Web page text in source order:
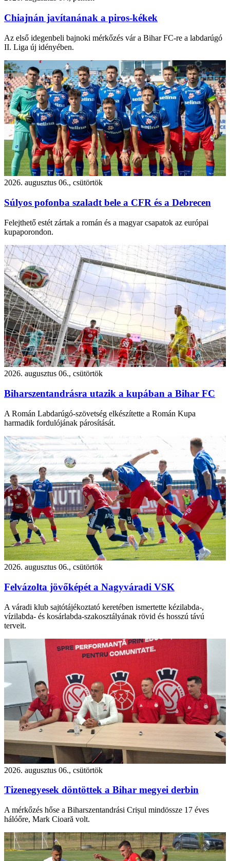
Chiajnán javítanának a piros-kékek
Az első idegenbeli bajnoki mérkőzés vár a Bihar FC-re a labdarúgó
II. Liga új idényében.
2026. augusztus 06., csütörtök
Súlyos pofonba szaladt bele a CFR és a Debrecen
Felejthető estét zártak a román és a magyar csapatok az európai
kupaporondon.
2026. augusztus 06., csütörtök
Biharszentandrásra utazik a kupában a Bihar FC
A Román Labdarúgó-szövetség elkészítette a Román Kupa
harmadik fordulójának párosítását.
2026. augusztus 06., csütörtök
Felvázolta jövőképét a Nagyváradi VSK
A váradi klub sajtótájékoztató keretében ismertette kézilabda-,
vízilabda- és kosárlabda-szakosztályának rövid és hosszú távú
terveit.
2026. augusztus 06., csütörtök
Tizenegyesek döntöttek a Bihar megyei derbin
A mérkőzés hőse a Biharszentandrási Crișul mindössze 17 éves
hálóőre, Mark Cioară volt.